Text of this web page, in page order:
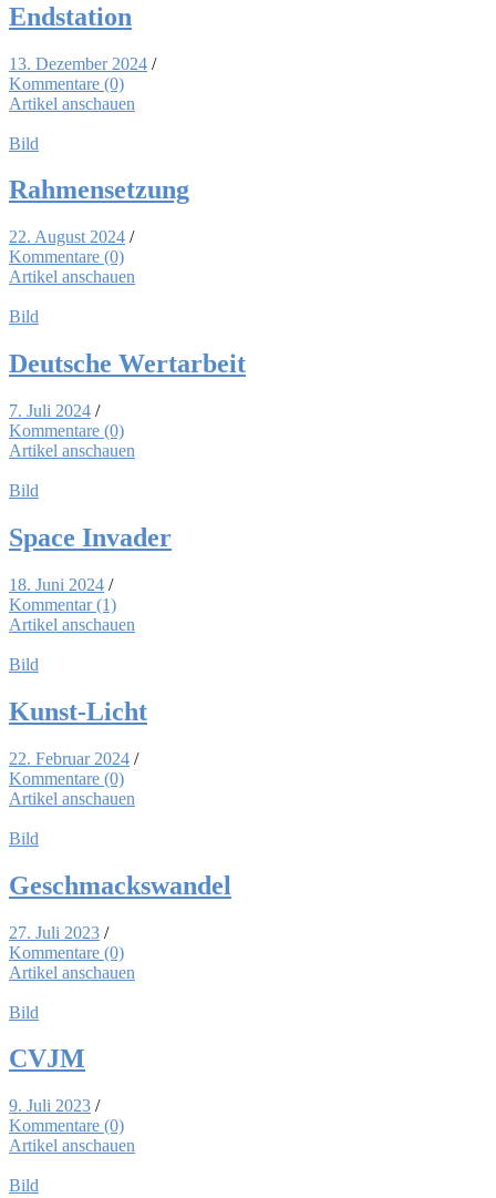
End­sta­ti­on
13. Dezember 2024 /
Kommentare (0)
Artikel anschauen
Bild
Rah­men­set­zung
22. August 2024 /
Kommentare (0)
Artikel anschauen
Bild
Deut­sche Wert­ar­beit
7. Juli 2024 /
Kommentare (0)
Artikel anschauen
Bild
Space In­va­der
18. Juni 2024 /
Kommentar (1)
Artikel anschauen
Bild
Kunst-Licht
22. Februar 2024 /
Kommentare (0)
Artikel anschauen
Bild
Ge­schmacks­wan­del
27. Juli 2023 /
Kommentare (0)
Artikel anschauen
Bild
CVJM
9. Juli 2023 /
Kommentare (0)
Artikel anschauen
Bild